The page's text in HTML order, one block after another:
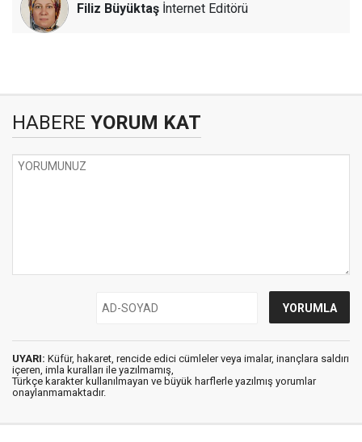
Filiz Büyüktaş İnternet Editörü
HABERE YORUM KAT
UYARI: Küfür, hakaret, rencide edici cümleler veya imalar, inançlara saldırı
içeren, imla kuralları ile yazılmamış,
Türkçe karakter kullanılmayan ve büyük harflerle yazılmış yorumlar
onaylanmamaktadır.